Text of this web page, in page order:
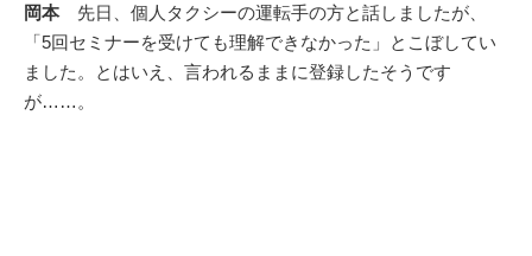
岡本先日、個人タクシーの運転手の方と話しましたが、
「5回セミナーを受けても理解できなかった」とこぼしてい
ました。とはいえ、言われるままに登録したそうです
が……。